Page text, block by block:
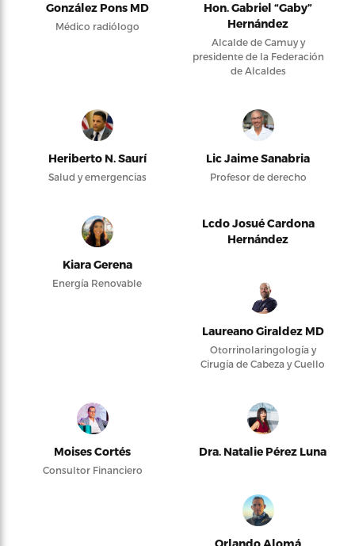
González Pons MD
Médico radiólogo
Hon. Gabriel “Gaby”
Hernández
Alcalde de Camuy y
presidente de la Federación
de Alcaldes
Heriberto N. Saurí
Salud y emergencias
Lic Jaime Sanabria
Profesor de derecho
Kiara Gerena
Energía Renovable
Lcdo Josué Cardona
Hernández
Laureano Giraldez MD
Otorrinolaringología y
Cirugía de Cabeza y Cuello
Moises Cortés
Consultor Financiero
Dra. Natalie Pérez Luna
Orlando Alomá